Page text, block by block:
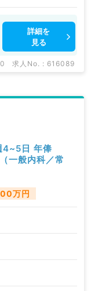
詳細を
見る
求人No. : 616089
4~5日 年俸
一般内科／常
万円